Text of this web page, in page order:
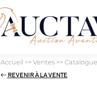
Accueil >>Ventes>>
REVENIR À LA VENTE